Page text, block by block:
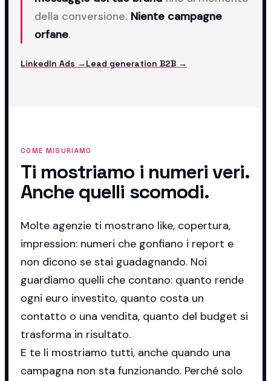
della conversione. Niente campagne
orfane.
LinkedIn Ads → Lead generation B2B →
COME MISURIAMO
Ti mostriamo i numeri veri.
Anche quelli scomodi.
Molte agenzie ti mostrano like, copertura,
impression: numeri che gonfiano i report e
non dicono se stai guadagnando. Noi
guardiamo quelli che contano: quanto rende
ogni euro investito, quanto costa un
contatto o una vendita, quanto del budget si
trasforma in risultato.
E te li mostriamo tutti, anche quando una
campagna non sta funzionando. Perché solo